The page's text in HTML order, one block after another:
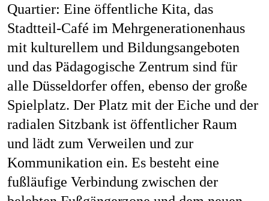
Quartier: Eine öffentliche Kita, das
Stadtteil-Café im Mehrgenerationenhaus
mit kulturellem und Bildungsangeboten
und das Pädagogische Zentrum sind für
alle Düsseldorfer offen, ebenso der große
Spielplatz. Der Platz mit der Eiche und der
radialen Sitzbank ist öffentlicher Raum
und lädt zum Verweilen und zur
Kommunikation ein. Es besteht eine
fußläufige Verbindung zwischen der